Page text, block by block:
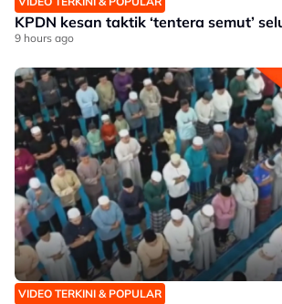
KPDN kesan taktik ‘tentera semut’
9 hours ago
VIDEO TERKINI & POPULAR